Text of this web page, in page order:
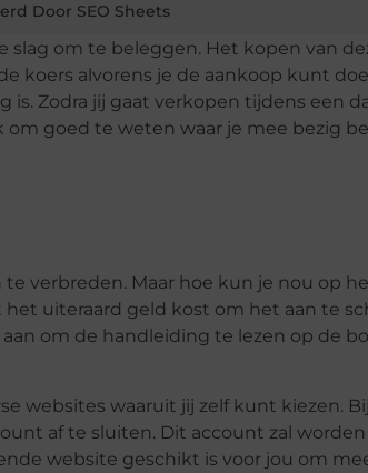
Door SEO Sheets
slag om te beleggen. Het kopen van
koers alvorens je de aankoop kunt
Zodra jij gaat verkopen tijdens een
goed te weten waar je mee bezig
verbreden. Maar hoe kun je nou op
uiteraard geld kost om het aan te
om de handleiding te lezen op de
websites waaruit jij zelf kunt kiezen.
af te sluiten. Dit account zal
website geschikt is voor jou om